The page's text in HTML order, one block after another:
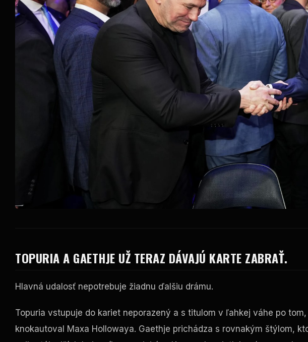
TOPURIA A GAETHJE UŽ TERAZ DÁVAJÚ KARTE ZABRAŤ.
Hlavná udalosť nepotrebuje žiadnu ďalšiu drámu.
Topuria vstupuje do kariet neporazený a s titulom v ľahkej váhe po
knokautoval Maxa Hollowaya. Gaethje prichádza s rovnakým štýlom,